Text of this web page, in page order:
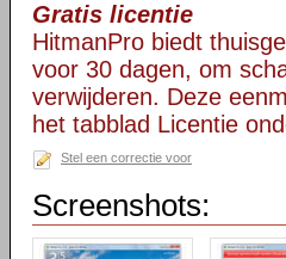
Gratis licentie
HitmanPro biedt
voor 30 dagen, om
verwijderen. Deze
het tabblad Licentie
Stel een correctie voor
Screenshots: